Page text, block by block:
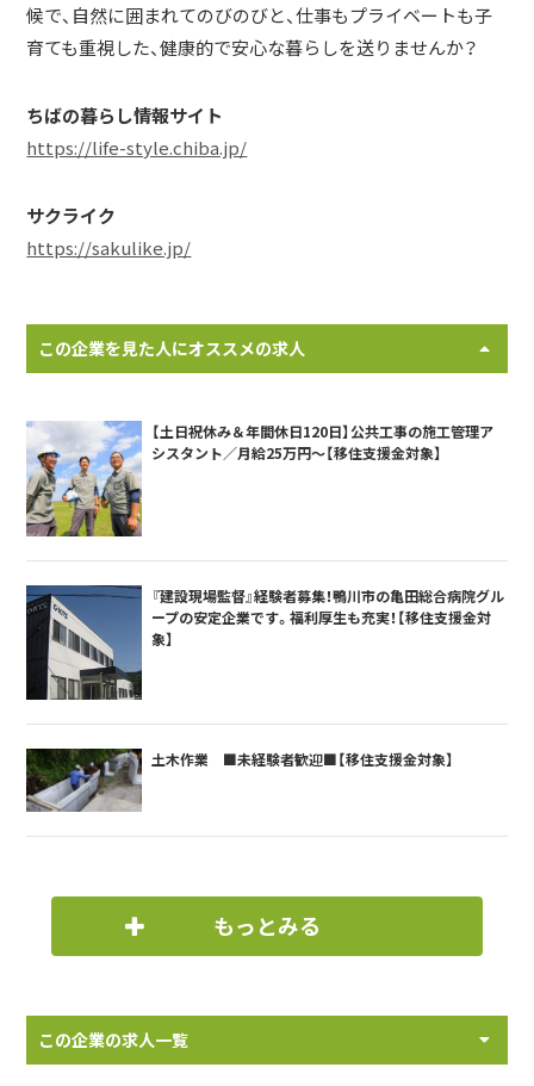
候で、自然に囲まれてのびのびと、仕事もプライベートも子
育ても重視した、健康的で安心な暮らしを送りませんか？
ちばの暮らし情報サイト
https://life-style.chiba.jp/
サクライク
https://sakulike.jp/
この企業を見た人にオススメの求人
【土日祝休み＆年間休日120日】公共工事の施工管理ア
シスタント／月給25万円～【移住支援金対象】
『建設現場監督』経験者募集！鴨川市の亀田総合病院グル
ープの安定企業です。福利厚生も充実！【移住支援金対
象】
土木作業 ■未経験者歓迎■【移住支援金対象】
もっとみる
この企業の求人一覧